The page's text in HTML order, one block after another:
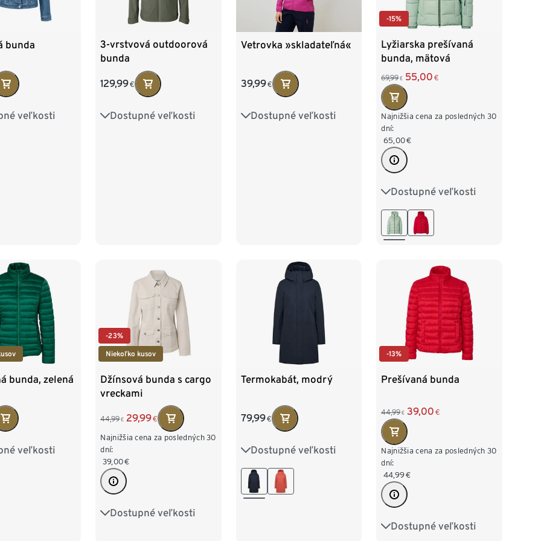
bunda
veľkosti
40 42
3-vrstvová outdoorová
bunda
129,99€
Dostupné veľkosti
34 36 38 40
Vetrovka »skladateľná«
39,99€
Dostupné veľkosti
34 36 38 40
-15%
Lyžiarska prešívaná
bunda, mätová
69,99 € 55,00 €
Najnižšia cena za posledných 30
dní:
65,00€
Dostupné veľkosti
34 36 38 40
42 44
bunda, zelená
veľkosti
40 42
-23%
Niekoľko kusov
Džínsová bunda s cargo
vreckami
44,99 € 29,99€
Najnižšia cena za posledných 30
dní:
39,00€
Dostupné veľkosti
36 38 40 42
Termokabát, modrý
79,99€
Dostupné veľkosti
36 38 40 42
44 46
-13%
Prešívaná bunda
44,99 € 39,00 €
Najnižšia cena za posledných 30
dní:
44,99€
Dostupné veľkosti
36 38 40 42